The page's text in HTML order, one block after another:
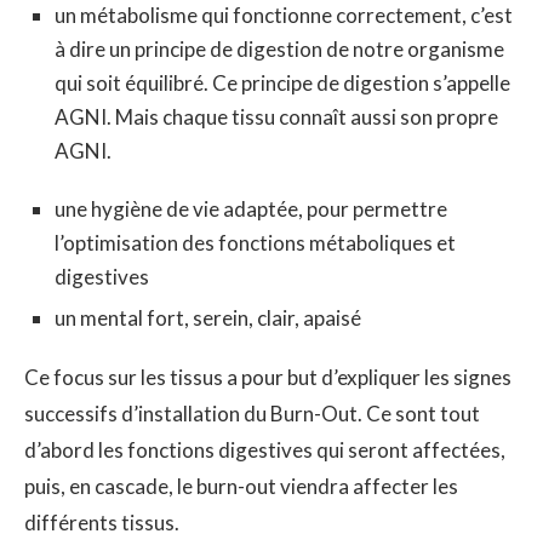
un métabolisme qui fonctionne correctement, c’est
à dire un principe de digestion de notre organisme
qui soit équilibré. Ce principe de digestion s’appelle
AGNI. Mais chaque tissu connaît aussi son propre
AGNI.
une hygiène de vie adaptée, pour permettre
l’optimisation des fonctions métaboliques et
digestives
un mental fort, serein, clair, apaisé
Ce focus sur les tissus a pour but d’expliquer les signes
successifs d’installation du Burn-Out. Ce sont tout
d’abord les fonctions digestives qui seront affectées,
puis, en cascade, le burn-out viendra affecter les
différents tissus.